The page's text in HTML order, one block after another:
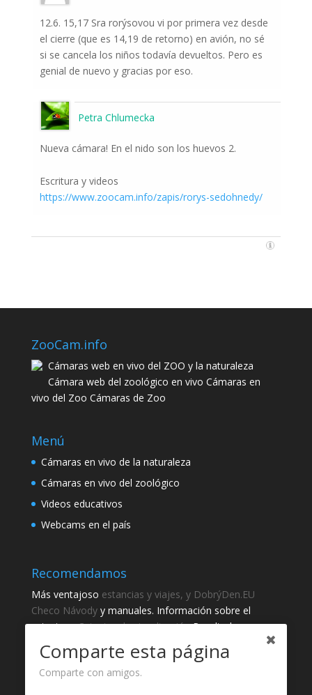
12.6. 15,17 Sra rorýsovou vi por primera vez desde
el cierre (que es 14,19 de retorno) en avión, no sé
si se cancela los niños todavía devueltos. Pero es
genial de nuevo y gracias por eso.
Petra Chlumecka
Nueva cámara! En el nido son los huevos 2.
Escritura y videos
https://www.zoocam.info/zapis/rorys-sedohnedy/
ZooCam.info
Cámaras web en vivo del ZOO y la naturaleza
Cámara web del zoológico en vivo Cámaras en
vivo del Zoo Cámaras de Zoo
Menú
Cámaras en vivo de la naturaleza
Cámaras en vivo del zoológico
Videos educativos
Webcams en el país
Recomendamos
Más ventajoso estancias y viajes, y DobrýDen.EU
Checo Návodyy manuales. Información sobre el
catastro -Catastro de visualizaciónResultados
Cómo registrarse pararecibos
Comparte esta página
Comparte con amigos.